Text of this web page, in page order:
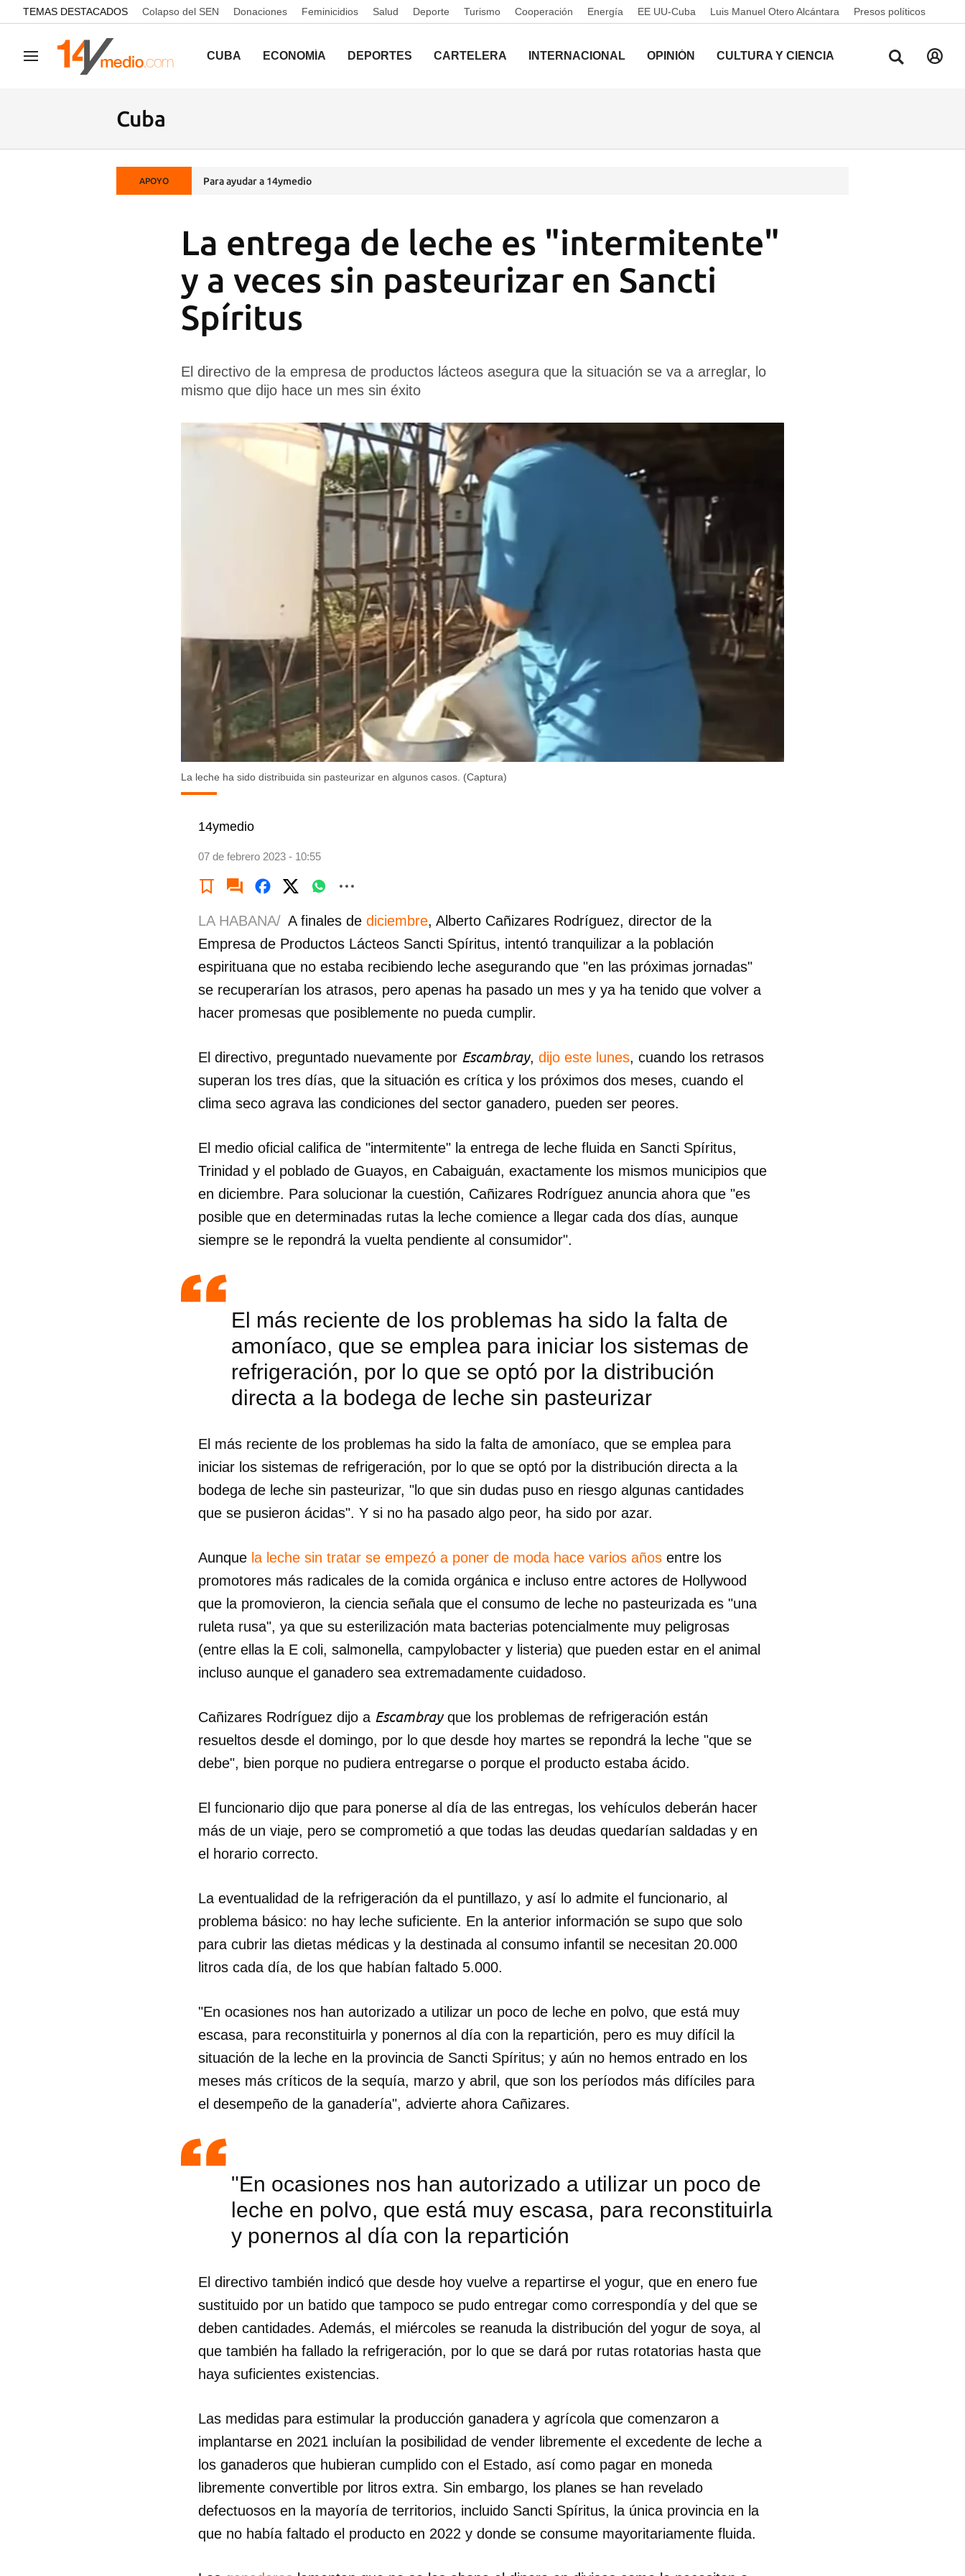
common.go-to-content
TEMAS DESTACADOS Colapso del SEN Donaciones Feminicidios Salud Deporte Turismo Cooperación Energía EE UU-Cuba Luis Manuel Otero Alcántara Presos políticos
Navegación CUBA ECONOMÍA DEPORTES CARTELERA INTERNACIONAL OPINIÓN CULTURA Y CIENCIA
Cuba
APOYO Para ayudar a 14ymedio
La entrega de leche es "intermitente"
y a veces sin pasteurizar en Sancti
Spíritus
El directivo de la empresa de productos lácteos asegura que la situación se va a arreglar, lo
mismo que dijo hace un mes sin éxito
La leche ha sido distribuida sin pasteurizar en algunos casos. (Captura)
14ymedio
07 de febrero 2023 - 10:55
Guardar como favorito
Para poder guardar como favorito, primero has de iniciar sesión con tu
cuenta de 14ymedio.
INICIAR SESIÓN CANCELAR
LA HABANA/ A finales de diciembre, Alberto Cañizares Rodríguez, director de la
Empresa de Productos Lácteos Sancti Spíritus, intentó tranquilizar a la población
espirituana que no estaba recibiendo leche asegurando que "en las próximas jornadas"
se recuperarían los atrasos, pero apenas ha pasado un mes y ya ha tenido que volver a
hacer promesas que posiblemente no pueda cumplir.
El directivo, preguntado nuevamente por Escambray, dijo este lunes, cuando los retrasos
superan los tres días, que la situación es crítica y los próximos dos meses, cuando el
clima seco agrava las condiciones del sector ganadero, pueden ser peores.
El medio oficial califica de "intermitente" la entrega de leche fluida en Sancti Spíritus,
Trinidad y el poblado de Guayos, en Cabaiguán, exactamente los mismos municipios que
en diciembre. Para solucionar la cuestión, Cañizares Rodríguez anuncia ahora que "es
posible que en determinadas rutas la leche comience a llegar cada dos días, aunque
siempre se le repondrá la vuelta pendiente al consumidor".
El más reciente de los problemas ha sido la falta de
amoníaco, que se emplea para iniciar los sistemas de
refrigeración, por lo que se optó por la distribución
directa a la bodega de leche sin pasteurizar
El más reciente de los problemas ha sido la falta de amoníaco, que se emplea para
iniciar los sistemas de refrigeración, por lo que se optó por la distribución directa a la
bodega de leche sin pasteurizar, "lo que sin dudas puso en riesgo algunas cantidades
que se pusieron ácidas". Y si no ha pasado algo peor, ha sido por azar.
Aunque la leche sin tratar se empezó a poner de moda hace varios años entre los
promotores más radicales de la comida orgánica e incluso entre actores de Hollywood
que la promovieron, la ciencia señala que el consumo de leche no pasteurizada es "una
ruleta rusa", ya que su esterilización mata bacterias potencialmente muy peligrosas
(entre ellas la E coli, salmonella, campylobacter y listeria) que pueden estar en el animal
incluso aunque el ganadero sea extremadamente cuidadoso.
Cañizares Rodríguez dijo a Escambrayque los problemas de refrigeración están
resueltos desde el domingo, por lo que desde hoy martes se repondrá la leche "que se
debe", bien porque no pudiera entregarse o porque el producto estaba ácido.
El funcionario dijo que para ponerse al día de las entregas, los vehículos deberán hacer
más de un viaje, pero se comprometió a que todas las deudas quedarían saldadas y en
el horario correcto.
La eventualidad de la refrigeración da el puntillazo, y así lo admite el funcionario, al
problema básico: no hay leche suficiente. En la anterior información se supo que solo
para cubrir las dietas médicas y la destinada al consumo infantil se necesitan 20.000
litros cada día, de los que habían faltado 5.000.
"En ocasiones nos han autorizado a utilizar un poco de leche en polvo, que está muy
escasa, para reconstituirla y ponernos al día con la repartición, pero es muy difícil la
situación de la leche en la provincia de Sancti Spíritus; y aún no hemos entrado en los
meses más críticos de la sequía, marzo y abril, que son los períodos más difíciles para
el desempeño de la ganadería", advierte ahora Cañizares.
"En ocasiones nos han autorizado a utilizar un poco de
leche en polvo, que está muy escasa, para reconstituirla
y ponernos al día con la repartición
El directivo también indicó que desde hoy vuelve a repartirse el yogur, que en enero fue
sustituido por un batido que tampoco se pudo entregar como correspondía y del que se
deben cantidades. Además, el miércoles se reanuda la distribución del yogur de soya, al
que también ha fallado la refrigeración, por lo que se dará por rutas rotatorias hasta que
haya suficientes existencias.
Las medidas para estimular la producción ganadera y agrícola que comenzaron a
implantarse en 2021 incluían la posibilidad de vender libremente el excedente de leche a
los ganaderos que hubieran cumplido con el Estado, así como pagar en moneda
libremente convertible por litros extra. Sin embargo, los planes se han revelado
defectuosos en la mayoría de territorios, incluido Sancti Spíritus, la única provincia en la
que no había faltado el producto en 2022 y donde se consume mayoritariamente fluida.